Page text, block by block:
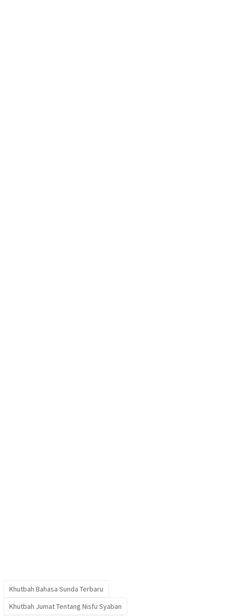
Khutbah Bahasa Sunda Terbaru
Khutbah Jumat Tentang Nisfu Syaban